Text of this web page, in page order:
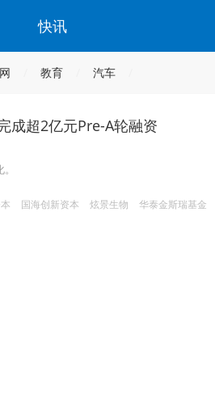
快讯
教育 汽车
成超2亿元Pre-A轮融资
国海创新资本 炫景生物 华泰金斯瑞基金